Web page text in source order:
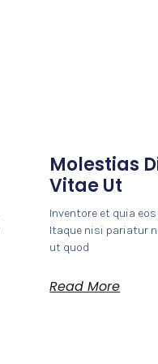
Molestias
Vitae Ut
Inventore et quia
Itaque nisi pariatur
ut quod
Read More